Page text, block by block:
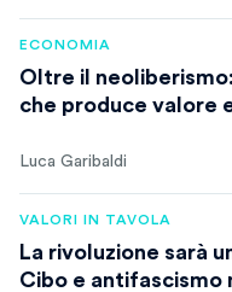
ECONOMIA
Oltre il
che produce valore
Luca Garibaldi
VALORI IN TAVOLA
La rivoluzione sarà
Cibo e antifascismo